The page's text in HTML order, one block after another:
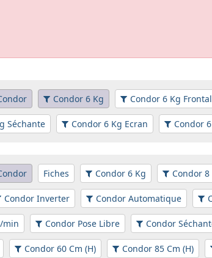
Condor 6 Kg Condor 6 Kg Frontal
Séchante Condor 6 Kg Ecran Condor
Fiches Condor 6 Kg Condor 8
Condor Inverter Condor Automatique
min Condor Pose Libre Condor
Condor 60 Cm (H) Condor 85 Cm (H)